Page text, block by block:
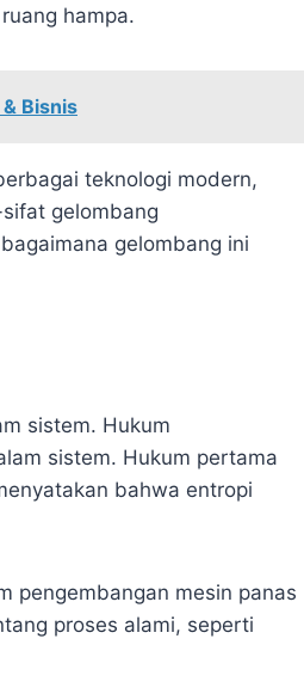
hampa.
Bisnis
teknologi modern,
gelombang
gelombang ini
sistem. Hukum
sistem. Hukum pertama
bahwa entropi
pengembangan mesin panas
proses alami, seperti